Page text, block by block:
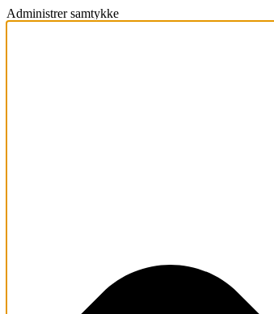
Administrer samtykke